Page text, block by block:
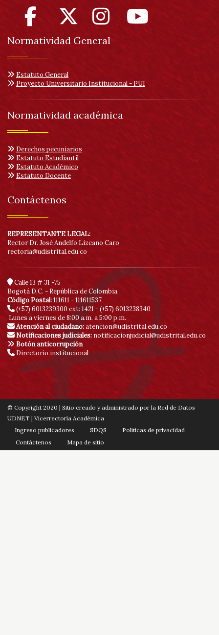
Normatividad General
Estatuto General
Proyecto Universitario Institucional - PUI
Normatividad académica
Derechos pecuniarios
Estatuto Estudiantil
Estatuto Académico
Estatuto Docente
Contáctenos
REPRESENTANTE LEGAL:
Rector Dr. José Andelfo Lizcano Caro
rectoria@udistrital.edu.co
Calle 13 # 31 -75
Bogotá D.C. - República de Colombia
Código Postal:111611 - 111611537
(+57) 6013239300 ext: 1421 - (+57) 6013238340
Lunes a viernes de 8:00 a.m. a 5:00 p.m.
Atención al ciudadano:atencion@udistrital.edu.co
Notificaciones judiciales: notificacionjudicial@udistrital.edu.co
Botón anticorrupción
Directorio institucional
© Copyright 2020 | Sitio creado y administrado por la Red de Datos
UDNET | Vicerrectoría Académica
Ingreso publicadores
SDQS
Políticas de privacidad
Contáctenos
Mapa de sitio